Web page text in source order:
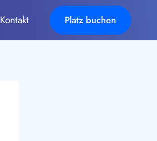
Kontakt Platz buchen